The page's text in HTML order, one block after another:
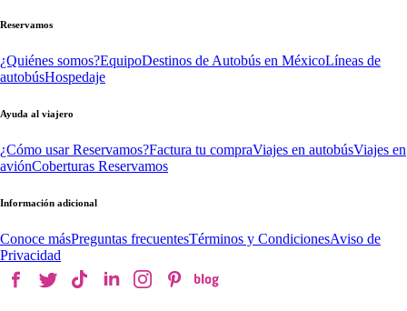
Reservamos
¿Quiénes somos?EquipoDestinos de Autobús en MéxicoLíneas de
autobúsHospedaje
Ayuda al viajero
¿Cómo usar Reservamos?Factura tu compraViajes en autobúsViajes en
aviónCoberturas Reservamos
Información adicional
Conoce másPreguntas frecuentesTérminos y CondicionesAviso de
Privacidad